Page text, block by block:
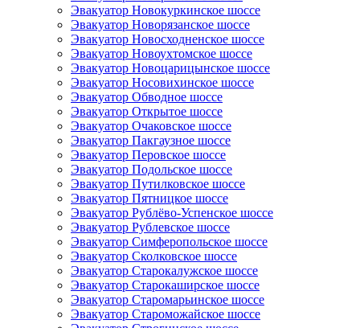
Эвакуатор Новокуркинское шоссе
Эвакуатор Новорязанское шоссе
Эвакуатор Новосходненское шоссе
Эвакуатор Новоухтомское шоссе
Эвакуатор Новоцарицынское шоссе
Эвакуатор Носовихинское шоссе
Эвакуатор Обводное шоссе
Эвакуатор Открытое шоссе
Эвакуатор Очаковское шоссе
Эвакуатор Пакгаузное шоссе
Эвакуатор Перовское шоссе
Эвакуатор Подольское шоссе
Эвакуатор Путилковское шоссе
Эвакуатор Пятницкое шоссе
Эвакуатор Рублёво-Успенское шоссе
Эвакуатор Рублевское шоссе
Эвакуатор Симферопольское шоссе
Эвакуатор Сколковское шоссе
Эвакуатор Старокалужское шоссе
Эвакуатор Старокаширское шоссе
Эвакуатор Старомарьинское шоссе
Эвакуатор Староможайское шоссе